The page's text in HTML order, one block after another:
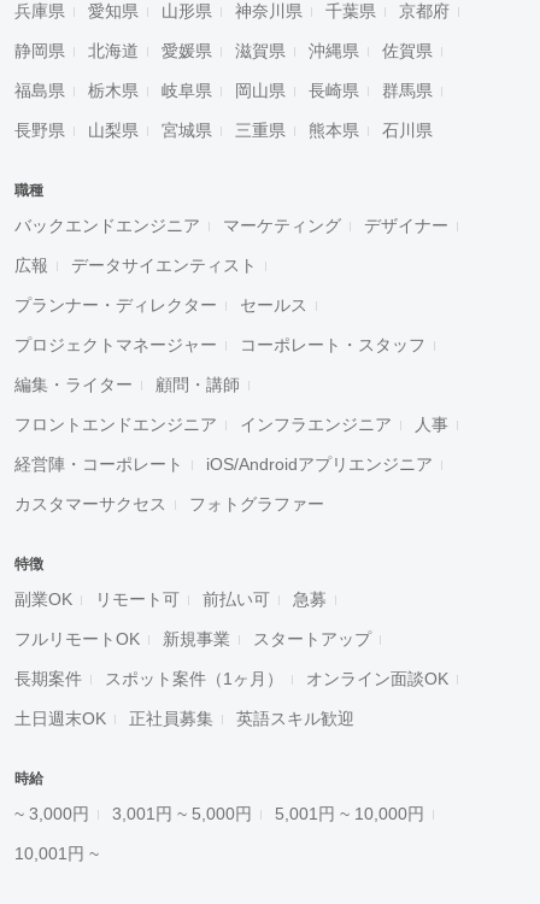
兵庫県 愛知県 山形県 神奈川県 千葉県 京都府
静岡県 北海道 愛媛県 滋賀県 沖縄県 佐賀県
福島県 栃木県 岐阜県 岡山県 長崎県 群馬県
長野県 山梨県 宮城県 三重県 熊本県 石川県
職種
バックエンドエンジニア マーケティング デザイナー
広報 データサイエンティスト
プランナー・ディレクター セールス
プロジェクトマネージャー コーポレート・スタッフ
編集・ライター 顧問・講師
フロントエンドエンジニア インフラエンジニア 人事
経営陣・コーポレート iOS/Androidアプリエンジニア
カスタマーサクセス フォトグラファー
特徴
副業OK リモート可 前払い可 急募
フルリモートOK 新規事業 スタートアップ
長期案件 スポット案件（1ヶ月） オンライン面談OK
土日週末OK 正社員募集 英語スキル歓迎
時給
~ 3,000円 3,001円 ~ 5,000円 5,001円 ~ 10,000円
10,001円 ~